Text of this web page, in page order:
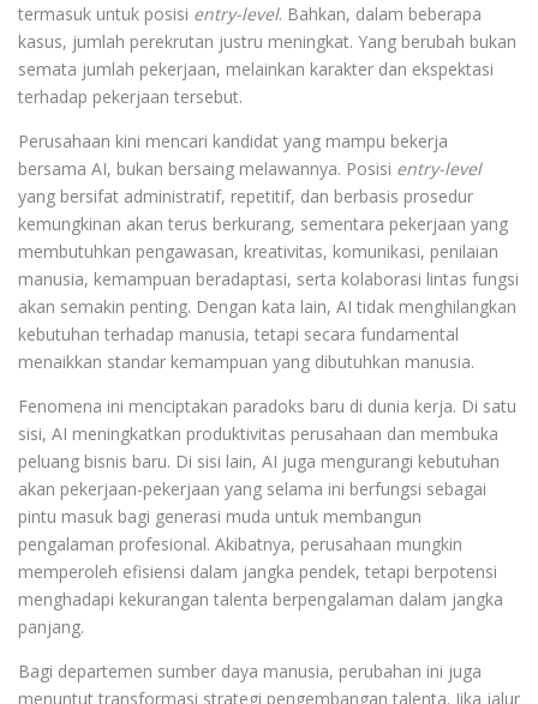
termasuk untuk posisi entry-level. Bahkan, dalam beberapa
kasus, jumlah perekrutan justru meningkat. Yang berubah bukan
semata jumlah pekerjaan, melainkan karakter dan ekspektasi
terhadap pekerjaan tersebut.
Perusahaan kini mencari kandidat yang mampu bekerja
bersama AI, bukan bersaing melawannya. Posisi entry-level
yang bersifat administratif, repetitif, dan berbasis prosedur
kemungkinan akan terus berkurang, sementara pekerjaan yang
membutuhkan pengawasan, kreativitas, komunikasi, penilaian
manusia, kemampuan beradaptasi, serta kolaborasi lintas fungsi
akan semakin penting. Dengan kata lain, AI tidak menghilangkan
kebutuhan terhadap manusia, tetapi secara fundamental
menaikkan standar kemampuan yang dibutuhkan manusia.
Fenomena ini menciptakan paradoks baru di dunia kerja. Di satu
sisi, AI meningkatkan produktivitas perusahaan dan membuka
peluang bisnis baru. Di sisi lain, AI juga mengurangi kebutuhan
akan pekerjaan-pekerjaan yang selama ini berfungsi sebagai
pintu masuk bagi generasi muda untuk membangun
pengalaman profesional. Akibatnya, perusahaan mungkin
memperoleh efisiensi dalam jangka pendek, tetapi berpotensi
menghadapi kekurangan talenta berpengalaman dalam jangka
panjang.
Bagi departemen sumber daya manusia, perubahan ini juga
menuntut transformasi strategi pengembangan talenta. Jika jalur